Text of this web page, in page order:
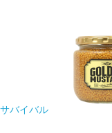
サバイバル